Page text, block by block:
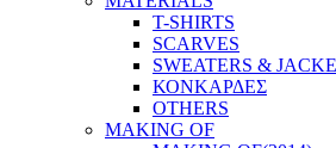
T-SHIRTS
SCARVES
SWEATERS &
ΚΟΝΚΑΡΔΕΣ
OTHERS
MAKING OF